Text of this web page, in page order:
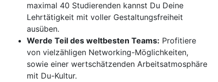
maximal 40 Studierenden kannst Du Deine
Lehrtätigkeit mit voller Gestaltungsfreiheit
ausüben.
Werde Teil des weltbesten Teams: Profitiere
von vielzähligen Networking-Möglichkeiten,
sowie einer wertschätzenden Arbeitsatmosphäre
mit Du-Kultur.